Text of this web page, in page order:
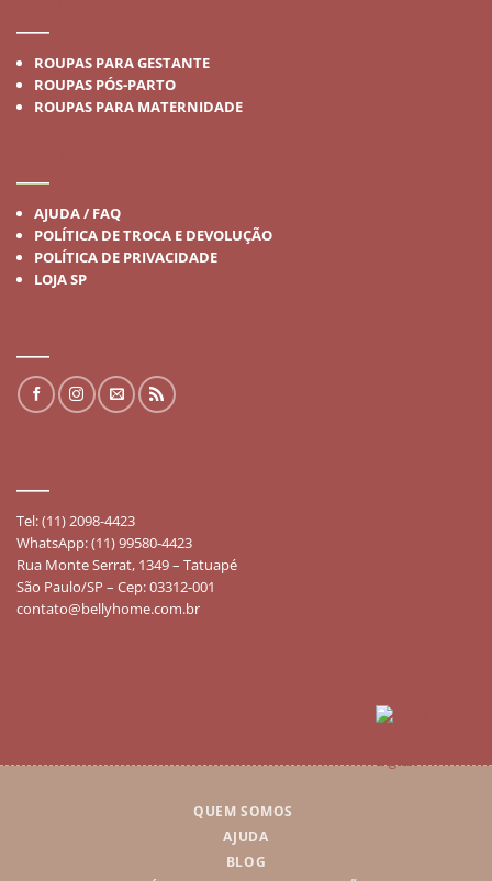
ROUPAS PARA GESTANTE
ROUPAS PÓS-PARTO
ROUPAS PARA MATERNIDADE
AJUDA / FAQ
POLÍTICA DE TROCA E DEVOLUÇÃO
POLÍTICA DE PRIVACIDADE
LOJA SP
Tel: (11) 2098-4423
WhatsApp: (11) 99580-4423
Rua Monte Serrat, 1349 – Tatuapé
São Paulo/SP – Cep: 03312-001
contato@bellyhome.com.br
QUEM SOMOS
AJUDA
BLOG